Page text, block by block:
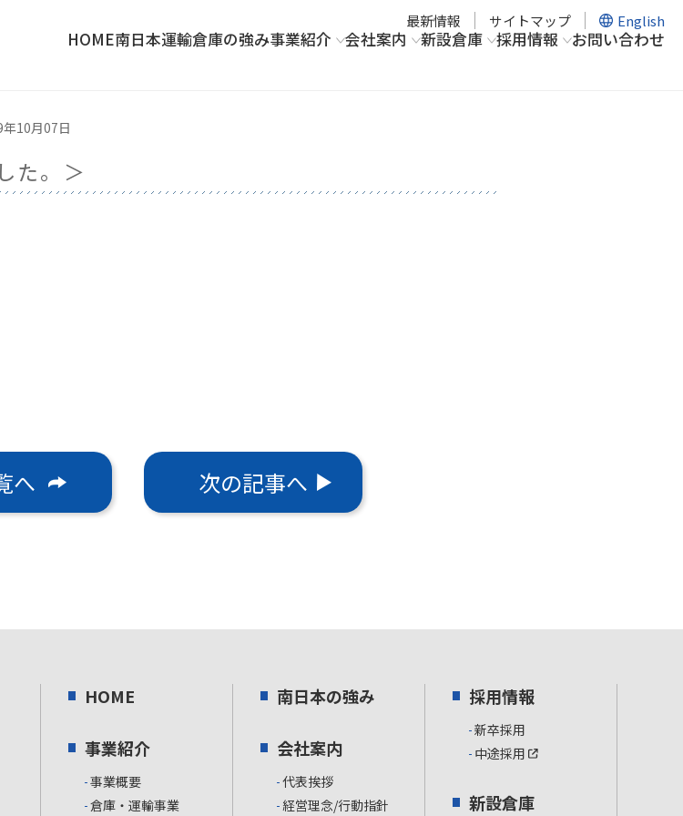
最新情報 サイトマップ English
HOME南日本運輸倉庫の強み事業紹介 会社案内 新設倉庫 採用情報 お問い合わせ
10月07日
た。＞
へ 次の記事へ
HOME
事業紹介
事業概要
倉庫・運輸事業
南日本の強み
会社案内
代表挨拶
経営理念/行動指針
採用情報
新卒採用
中途採用
新設倉庫